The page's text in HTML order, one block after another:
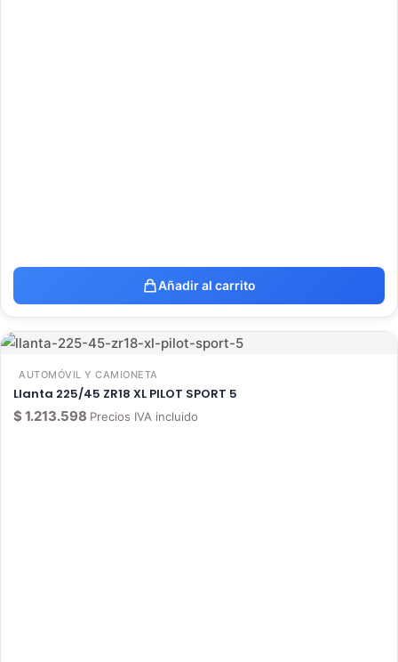
Añadir al carrito
AUTOMÓVIL Y CAMIONETA
Llanta 225/45 ZR18 XL PILOT SPORT 5
$ 1.213.598 Precios IVA incluido